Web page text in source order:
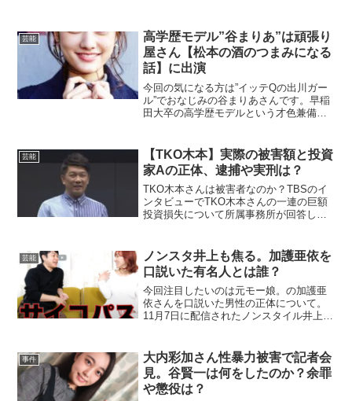
芸能
高学歴モデル”谷まりあ”は頑張り
屋さん【松本の酒のつまみになる
話】に出演
今回の気になる方は”イッテQの出川ガー
ル”でおなじみの谷まりあさんです。早稲
田大卒の高学歴モデルという才色兼備
演します！どのような形で芸能界デビュ
ーし、出川ガールとして...
芸能
【TKO木本】実際の被害額と投資
家Aの正体、逮捕や実刑は？
TKO木本さんは被害者なのか？TBSのイ
ンタビューでTKO木本さんの一連の巨額
投資損失について所属事務所が回答しま
向を示しましたが、①噂では合計7億円以
上の投資。実際に...
芸能
ノンスタ井上も焦る。加護亜依を
口説いた有名人とは誰？
今回注目したいのは元モー娘。の加護亜
依さんを口説いた男性の正体について。
11月7日に配信されたノンスタイル井上さ
名人を暴露、井上さんを驚愕させまし
た。そこで今回...
事件
大内彩加さん性暴力被害で記者会
見。谷賢一は何をしたのか？余罪
や懲役は？